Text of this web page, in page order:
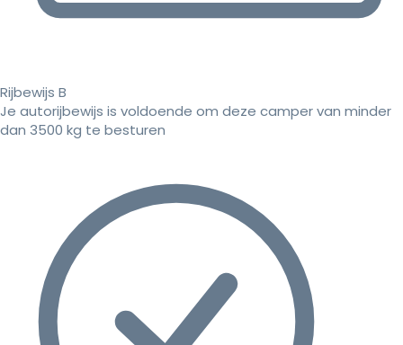
Rijbewijs B
Je autorijbewijs is voldoende om deze camper van minder
dan 3500 kg te besturen